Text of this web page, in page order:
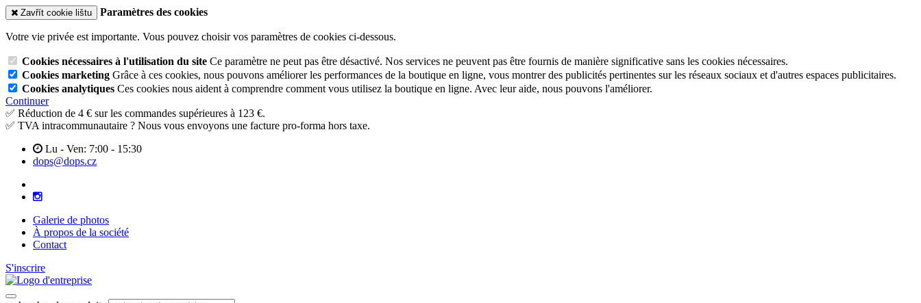
Zavřít cookie lištu Paramètres des cookies
Votre vie privée est importante. Vous pouvez choisir vos paramètres de cookies ci-dessous.
Cookies nécessaires à l'utilisation du site Ce paramètre ne peut pas être désactivé. Nos services ne peuvent pas être fournis de manière significative sans les cookies nécessaires.
Cookies marketing Grâce à ces cookies, nous pouvons améliorer les performances de la boutique en ligne, vous montrer des publicités pertinentes sur les réseaux sociaux et d'autres espaces publicitaires.
Cookies analytiques Ces cookies nous aident à comprendre comment vous utilisez la boutique en ligne. Avec leur aide, nous pouvons l'améliorer.
Continuer
✅ Réduction de 4 € sur les commandes supérieures à 123 €.
✅ TVA intracommunautaire ? Nous vous envoyons une facture pro-forma hors taxe.
Lu - Ven: 7:00 - 15:30
dops@dops.cz
Galerie de photos
À propos de la société
Contact
S'inscrire